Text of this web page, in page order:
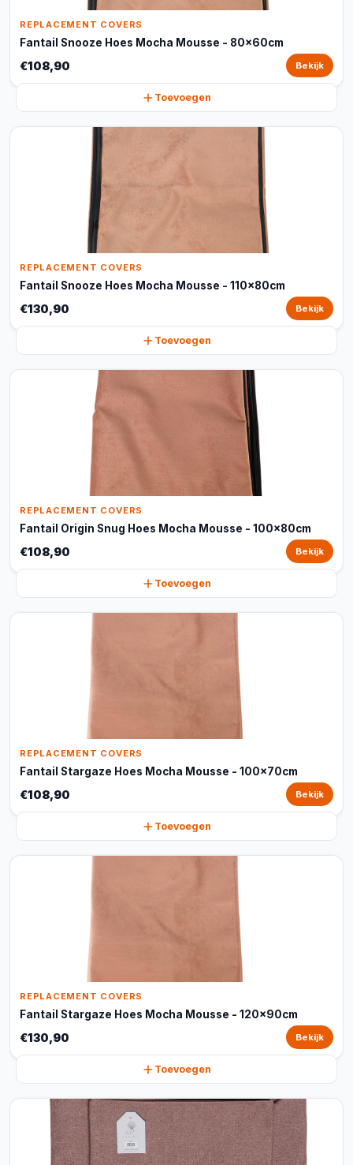
REPLACEMENT COVERS
Fantail Snooze Hoes Mocha Mousse - 80x60cm
€108,90 Bekijk
Toevoegen
REPLACEMENT COVERS
Fantail Snooze Hoes Mocha Mousse - 110x80cm
€130,90 Bekijk
Toevoegen
REPLACEMENT COVERS
Fantail Origin Snug Hoes Mocha Mousse - 100x80cm
€108,90 Bekijk
Toevoegen
REPLACEMENT COVERS
Fantail Stargaze Hoes Mocha Mousse - 100x70cm
€108,90 Bekijk
Toevoegen
REPLACEMENT COVERS
Fantail Stargaze Hoes Mocha Mousse - 120x90cm
€130,90 Bekijk
Toevoegen